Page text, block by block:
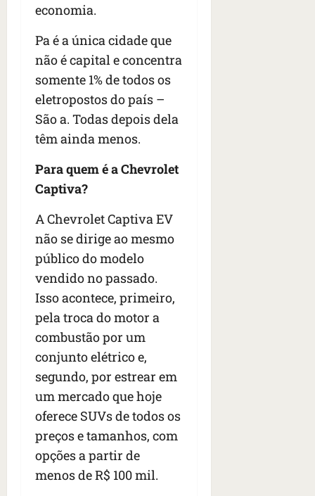
economia.
Pa é a única cidade que
não é capital e concentra
somente 1% de todos os
eletropostos do país –
São a. Todas depois dela
têm ainda menos.
Para quem é a Chevrolet
Captiva?
A Chevrolet Captiva EV
não se dirige ao mesmo
público do modelo
vendido no passado.
Isso acontece, primeiro,
pela troca do motor a
combustão por um
conjunto elétrico e,
segundo, por estrear em
um mercado que hoje
oferece SUVs de todos os
preços e tamanhos, com
opções a partir de
menos de R$ 100 mil.